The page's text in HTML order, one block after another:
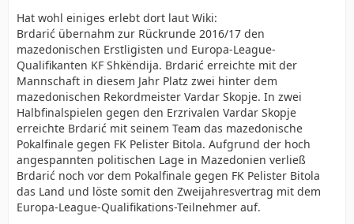
Hat wohl einiges erlebt dort laut Wiki:
Brdarić übernahm zur Rückrunde 2016/17 den
mazedonischen Erstligisten und Europa-League-
Qualifikanten KF Shkëndija. Brdarić erreichte mit der
Mannschaft in diesem Jahr Platz zwei hinter dem
mazedonischen Rekordmeister Vardar Skopje. In zwei
Halbfinalspielen gegen den Erzrivalen Vardar Skopje
erreichte Brdarić mit seinem Team das mazedonische
Pokalfinale gegen FK Pelister Bitola. Aufgrund der hoch
angespannten politischen Lage in Mazedonien verließ
Brdarić noch vor dem Pokalfinale gegen FK Pelister Bitola
das Land und löste somit den Zweijahresvertrag mit dem
Europa-League-Qualifikations-Teilnehmer auf.